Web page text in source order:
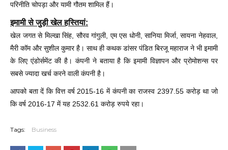
परिनीति चोपड़ा और यामी गौतम शामिल हैं।
इमामी से जुड़ी खेल हस्तियां:
खेल जगत से मिल्खा सिंह, सौरव गांगुली, एम एस धोनी, सानिया मिर्जा, सायना नेहवाल,
मैरी कॉम और सुशील कुमार है। साथ ही कथक डांसर पंडित बिरजू महाराज ने भी इमामी
के लिए एंडोर्समेंट की है। कंपनी ने बताया है कि इमामी विज्ञापन और प्रोमोशन्स पर
सबसे ज्यादा खर्च करने वाली कंपनी है।
आपको बता दें कि वित्त वर्ष 2015-16 में कंपनी का राजस्व 2397.55 करोड़ था जो
कि वर्ष 2016-17 में यह 2532.61 करोड़ रुपये रहा।
Tags: Business